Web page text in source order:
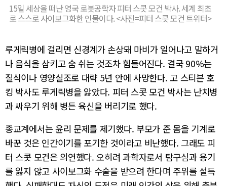
15일 세상을 떠난 영국 로봇공학자 피터 스콧 모건 박사. 세계 최초
로 스스로 사이보그화한 인물이다. <사진=피터 스콧 모건 트위터>
루게릭병에 걸리면 신경계가 손상돼 마비가 일어나고 말하거
나 음식을 삼키고 숨 쉬는 것조차 힘들어진다. 결국 90%는
질식이나 영양실조로 대략 5년 안에 사망한다. 고 스티븐 호
킹 박사도 루게릭병을 앓았다. 피터 스콧 모건 박사는 난치병
과 싸우기 위해 병든 육신을 버리기로 했다.
종교계에서는 윤리 문제를 제기했다. 부모가 준 몸을 기계로
바꾼 것은 인간이기를 포기한 것이라고 비난했다. 그래도 피
터 스콧 모건은 의연했다. 오히려 과학자로서 탐구심과 용기
를 잃지 않고 사이보그화 수술을 받으려 한다며 주위를 설득